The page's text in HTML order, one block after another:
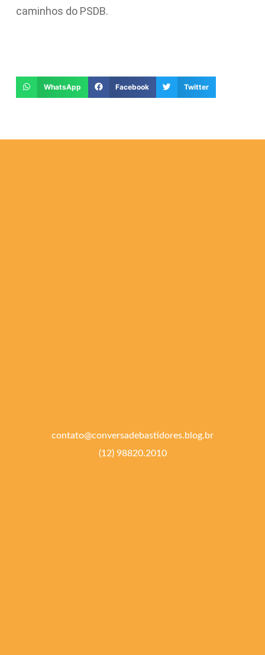
caminhos do PSDB.
WhatsApp Facebook Twitter
contato@conversadebastidores.blog.br
(12) 98820.2010